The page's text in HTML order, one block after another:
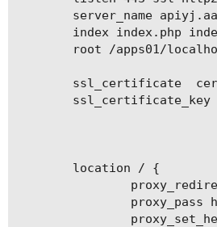
server_name
index index.php
root /apps01/
ssl_certificate
ssl_certificate_key
        location / {
proxy_pass